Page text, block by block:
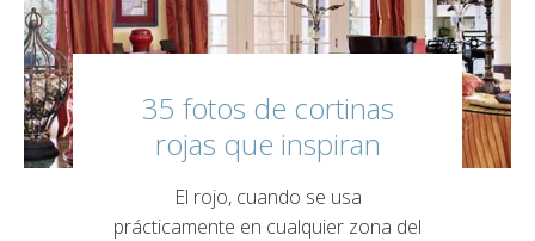
35 fotos de cortinas
rojas que inspiran
El rojo, cuando se usa
prácticamente en cualquier zona del